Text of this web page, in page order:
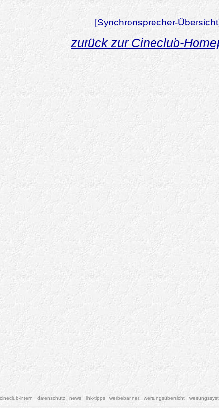
[Synchronsprecher-
zurück zur Cineclub-
cineclub-intern datenschutz news link-tipps werbebanner wertungsübersicht